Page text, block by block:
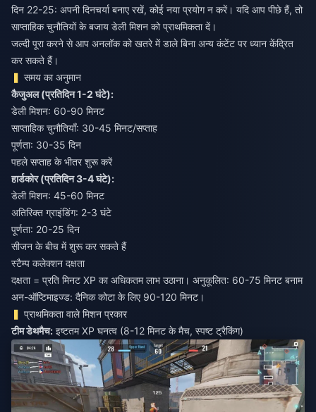
दिन 22-25: अपनी दिनचर्या बनाए रखें, कोई नया प्रयोग न करें। यदि आप पीछे हैं, तो
साप्ताहिक चुनौतियों के बजाय डेली मिशन को प्राथमिकता दें।
जल्दी पूरा करने से आप अनलॉक को खतरे में डाले बिना अन्य कंटेंट पर ध्यान केंद्रित
कर सकते हैं।
समय का अनुमान
कैजुअल (प्रतिदिन 1-2 घंटे):
डेली मिशन: 60-90 मिनट
साप्ताहिक चुनौतियाँ: 30-45 मिनट/सप्ताह
पूर्णता: 30-35 दिन
पहले सप्ताह के भीतर शुरू करें
हार्डकोर (प्रतिदिन 3-4 घंटे):
डेली मिशन: 45-60 मिनट
अतिरिक्त ग्राइंडिंग: 2-3 घंटे
पूर्णता: 20-25 दिन
सीजन के बीच में शुरू कर सकते हैं
स्टैम्प कलेक्शन दक्षता
दक्षता = प्रति मिनट XP का अधिकतम लाभ उठाना। अनुकूलित: 60-75 मिनट बनाम
अन-ऑप्टिमाइज्ड: दैनिक कोटा के लिए 90-120 मिनट।
प्राथमिकता वाले मिशन प्रकार
टीम डेथमैच: इष्टतम XP घनत्व (8-12 मिनट के मैच, स्पष्ट ट्रैकिंग)